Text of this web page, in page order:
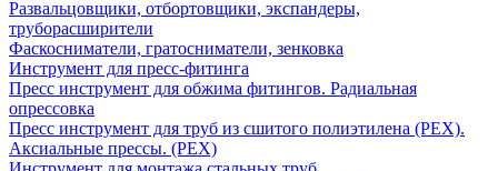
Развальцовщики, отбортовщики, экспандеры,
труборасширители
Фаскосниматели, гратосниматели, зенковка
Инструмент для пресс-фитинга
Пресс инструмент для обжима фитингов. Радиальная
опрессовка
Пресс инструмент для труб из сшитого полиэтилена (PEX).
Аксиальные прессы. (PEX)